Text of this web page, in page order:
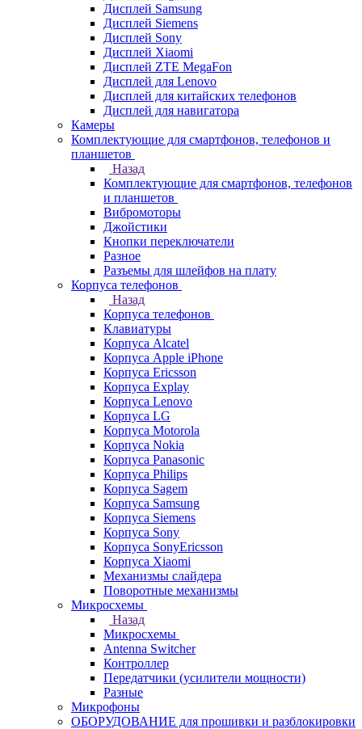
Дисплей Samsung
Дисплей Siemens
Дисплей Sony
Дисплей Xiaomi
Дисплей ZTE MegaFon
Дисплей для Lenovo
Дисплей для китайских телефонов
Дисплей для навигатора
Камеры
Комплектующие для смартфонов, телефонов и
планшетов
Назад
Комплектующие для смартфонов, телефонов
и планшетов
Вибромоторы
Джойстики
Кнопки переключатели
Разное
Разъемы для шлейфов на плату
Корпуса телефонов
Назад
Корпуса телефонов
Клавиатуры
Корпуса Alcatel
Корпуса Apple iPhone
Корпуса Ericsson
Корпуса Explay
Корпуса Lenovo
Корпуса LG
Корпуса Motorola
Корпуса Nokia
Корпуса Panasonic
Корпуса Philips
Корпуса Sagem
Корпуса Samsung
Корпуса Siemens
Корпуса Sony
Корпуса SonyEricsson
Корпуса Xiaomi
Механизмы слайдера
Поворотные механизмы
Микросхемы
Назад
Микросхемы
Antenna Switcher
Контроллер
Передатчики (усилители мощности)
Разные
Микрофоны
ОБОРУДОВАНИЕ для прошивки и разблокировки